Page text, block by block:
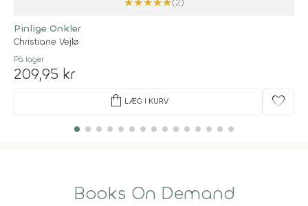
(2)
Pinlige Onkler
Christiane Vejlø
På lager
209,95 kr
shopping_bag LÆG I KURV favorite
Books On Demand